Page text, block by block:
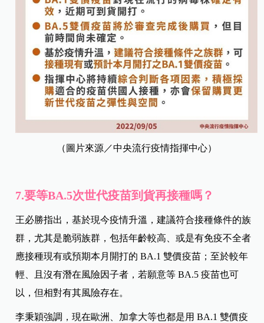
（圖片來源／中央流行疫情指揮中心）
7.要等BA.5次世代疫苗到貨再接種嗎？
王必勝指出，基於現今疫情升溫，建議符合接種條件的族
群，尤其是脆弱族群，包括年齡較高、或是有免疫不全者
應接種現有或預期本月開打的 BA.1 雙價疫苗；至於較年
輕、且沒有潛在風險因子者，若願意等 BA.5 疫苗也可
以，但相對有其風險存在。
李秉穎強調，現在歐洲、加拿大等也都是用BA.1雙價疫